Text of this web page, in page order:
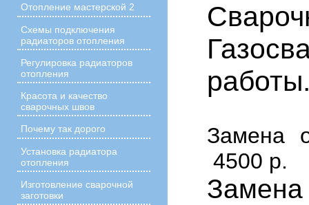
Отопление мастерской 2
Схемы подключения
радиаторов отопления
Регулировка радиаторов
отопления
Красота и качество
сварочных швов
Почему так дорого
Установка радиатора
отопления
Изготовление сварочной
заготовки
Замена
4500 р.